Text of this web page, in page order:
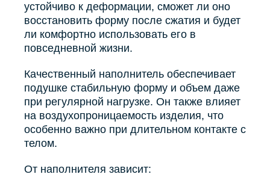
устойчиво к деформации, сможет ли оно
восстановить форму после сжатия и будет
ли комфортно использовать его в
повседневной жизни.
Качественный наполнитель обеспечивает
подушке стабильную форму и объем даже
при регулярной нагрузке. Он также влияет
на воздухопроницаемость изделия, что
особенно важно при длительном контакте с
телом.
От наполнителя зависит: